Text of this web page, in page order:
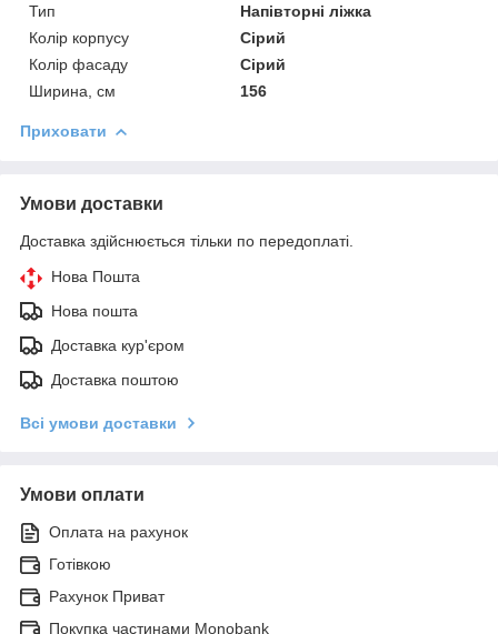
Тип
Напівторні ліжка
Колір корпусу
Сірий
Колір фасаду
Сірий
Ширина, см
156
Приховати
Умови доставки
Доставка здійснюється тільки по передоплаті.
Нова Пошта
Нова пошта
Доставка кур'єром
Доставка поштою
Всі умови доставки
Умови оплати
Оплата на рахунок
Готівкою
Рахунок Приват
Покупка частинами Monobank